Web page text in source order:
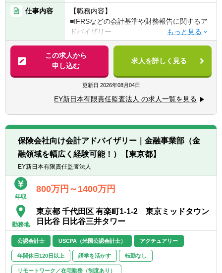
年齢層は20代後半～40代と幅広く、特に経
理部はキャリア採用者も半数近くおり、多様
な人財が活躍しています。
②在宅勤務制度も活用しています。
出社頻度は業務の状況にもよりますが、平
均週2～3日程度です。
また繁忙期が事前にはっきりしているた
め、夏季・冬季休暇などは計画的に長めに
※上記内容は、募集開始時点の内容であり、
入社後必要に応じて変更となる場合がござい
ます。予めご了承ください。
■MS Office（Word、Excel、PowerPoint）の
実務操作スキル
▽下記のいずれかに当てはまる方
■国内外の公認会計士資格保有者もしくは全
科目合格（特に優遇）
■会計基準に関する知識・経験（5年以上あれ
ば尚可）
■財務会計実務もしくは決算実務の経験（5年
以上あれば尚可）
■会計監査業務もしくはアドバイザリー業務
【歓迎経験・スキル】
■ERPや連結システムの実務経験があれば尚
可
仕事内容
【職務内容】
■IFRSなどの会計基準や財務報告に関するア
ドバイザリー
■海外IPO、米国ファイリング（F-4等）の財
務会計アドバイザリー
■M&Aにおける会計・財務報告分野のアドバ
■管理会計やコーポレートトレジャリーなど
に関するアドバイザリー
■各種のデジタルツールを用いた財務・会計
プロセスの改善に関するアドバイザリー
＜プロジェクト例＞
■海外M&Aの場面で：
・企業結合会計、連結会計支援
・PMI（買収後統合）支援
■海外進出・上場の場面で：
・海外上場、米国ファイリング（F-4等）支
援
■組織・業務の再編・改善の場面で：
・組織再編に係る会計支援
・決算早期化を含む決算プロセス変更支援
・管理会計の高度化支援
この求人から
申し込む
求人を詳しく見る
更新日 2026年08月04日
EY新日本有限責任監査法人 の求人一覧を見る
保険会社向け会計アドバイザリー｜金融事業部（金
融領域を幅広く経験可能！）【東京都】
EY新日本有限責任監査法人
年収
800万円～1400万円
勤務地
東京都 千代田区 有楽町1-1-2 東京ミッドタウン
日比谷 日比谷三井タワー
公認会計士 USCPA（米国公認会計士） アクチュアリー
年間休日120日以上 語学を活かす 転勤なし
リモートワーク／在宅勤務（制度あり）